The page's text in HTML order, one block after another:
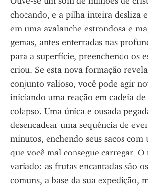
chocando, e a pilha inteira desliza
em uma avalanche estrondosa e
gemas, antes enterradas nas
para a superfície, preenchendo os
criou. Se esta nova formação
conjunto valioso, você pode agir
iniciando uma reação em cadeia
colapso. Uma única e ousada
desencadear uma sequência de
minutos, enchendo seus sacos com
que você mal consegue carregar. O
variado: as frutas encantadas são
comuns, a base da sua expedição,